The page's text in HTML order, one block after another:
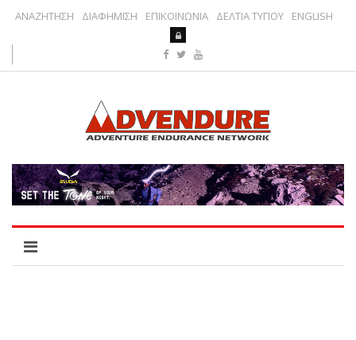
ΑΝΑΖΗΤΗΣΗ ΔΙΑΦΗΜΙΣΗ ΕΠΙΚΟΙΝΩΝΙΑ ΔΕΛΤΙΑ ΤΥΠΟΥ ENGLISH